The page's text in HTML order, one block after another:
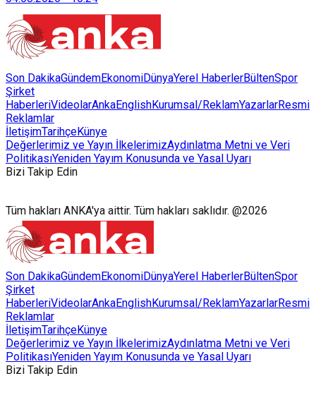
Son DakikaGündemEkonomiDünyaYerel HaberlerBültenSpor
Şirket
HaberleriVideolarAnkaEnglishKurumsal/ReklamYazarlarResmi
Reklamlar
İletişimTarihçeKünye
Değerlerimiz ve Yayın İlkelerimizAydınlatma Metni ve Veri
PolitikasıYeniden Yayım Konusunda ve Yasal Uyarı
Bizi Takip Edin
Tüm hakları ANKA'ya aittir. Tüm hakları saklıdır. @2026
Son DakikaGündemEkonomiDünyaYerel HaberlerBültenSpor
Şirket
HaberleriVideolarAnkaEnglishKurumsal/ReklamYazarlarResmi
Reklamlar
İletişimTarihçeKünye
Değerlerimiz ve Yayın İlkelerimizAydınlatma Metni ve Veri
PolitikasıYeniden Yayım Konusunda ve Yasal Uyarı
Bizi Takip Edin